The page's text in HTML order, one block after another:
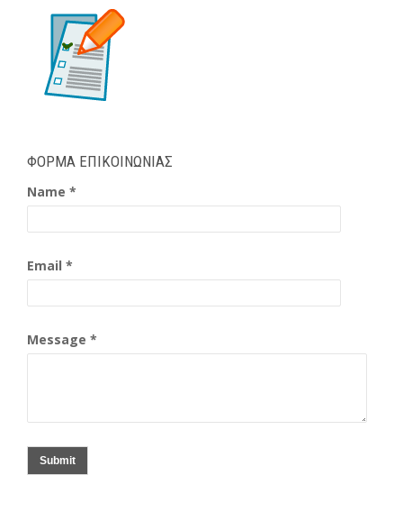
ΦΟΡΜΑ ΕΠΙΚΟΙΝΩΝΙΑΣ
Name *
Email *
Message *
Submit